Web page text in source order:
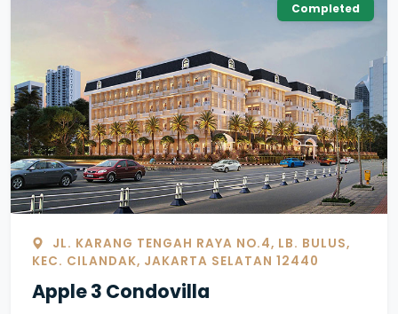
Completed
JL. KARANG TENGAH RAYA NO.4, LB. BULUS,
KEC. CILANDAK, JAKARTA SELATAN 12440
Apple 3 Condovilla